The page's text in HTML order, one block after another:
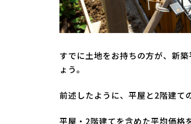
すでに土地をお持ちの方が、新
ょう。
前述したように、平屋と2階建て
平屋・2階建てを含めた平均価格